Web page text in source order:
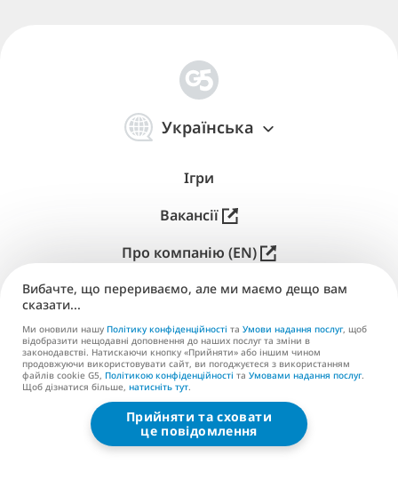
Українська
体
中
Ігри
Вакансії
Про компанію (EN)
Публікація (EN)
Підтримка
Контакти (EN)
G5 ENTERTAINMENT ®
© 2026 G5 Entertainment AB
Вибачте, що перериваємо, але ми маємо дещо вам
сказати...
Ми оновили нашу Політику конфіденційності та Умови надання послуг, щоб
відобразити нещодавні доповнення до наших послуг та зміни в
законодавстві. Натискаючи кнопку «Прийняти» або іншим чином
продовжуючи використовувати сайт, ви погоджуєтеся з використанням
файлів cookie G5, Політикою конфіденційності та Умовами надання послуг.
Щоб дізнатися більше, натисніть тут.
Прийняти та сховати
це повідомлення